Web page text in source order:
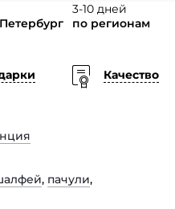
3-10 дней
по регионам
Качество
, пачули,